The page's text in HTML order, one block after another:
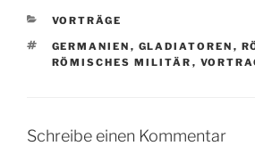
f
f
n
e
t
f
f
n
e
t
KATEGORIEN
VORTRÄGE
SCHLAGWÖRTER
GERMANIEN , GLADIATOREN ,
RÖMISCHES MILITÄR ,
Schreibe einen Kommentar